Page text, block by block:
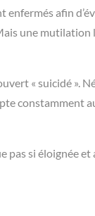
afin
une mutilation
« suicidé ».
constamment
pas si éloignée et